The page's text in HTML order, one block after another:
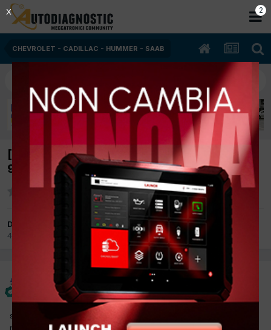
CHEVROLET - CADILLAC - HUMMER - SAAB
[chevrolett cruze 12/2013 1600cc f16d4
91Kw Benzina] spia code 89
Da Out Run
4 Agosto 2017
CHEVROLET - CADILLAC - HUMMER - SAAB
Out Run
Inviato4 Agosto 2017
salve mi accende code 89 in avviameto in memoria guasti motore
non mi da niente qualcuno sa cosa puo' essere grazie
1
X